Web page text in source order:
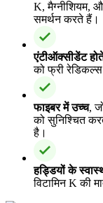
K, मैग्नीशियम,
समर्थन करते हैं।
एंटीऑक्सीडेंट
को फ्री
फाइबर में उच्च,
को सुनिश्चित
है।
हड्डियों के
विटामिन K की